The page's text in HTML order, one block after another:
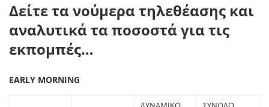
Δείτε τα νούμερα τηλεθέασης και
αναλυτικά τα ποσοστά για τις
εκπομπές…
EARLY MORNING